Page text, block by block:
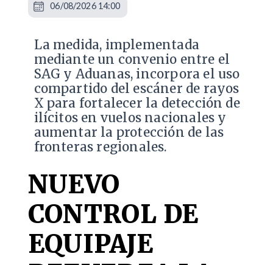
La medida, implementada
mediante un convenio entre el
SAG y Aduanas, incorpora el uso
compartido del escáner de rayos
X para fortalecer la detección de
ilícitos en vuelos nacionales y
aumentar la protección de las
fronteras regionales.
NUEVO
CONTROL DE
EQUIPAJE
06/08/2026 14:00